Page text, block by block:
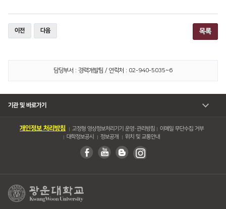
이전 다음 목록
담당부서 : 경력개발팀 / 연락처 : 02-940-5035~6
기관 및 바로가기
개인정보 처리방침 고정형 영상정보처리기기 운영・관리방침
이메일 무단수집 거부
대학정보공시
정보공개 위치 및 교통안내